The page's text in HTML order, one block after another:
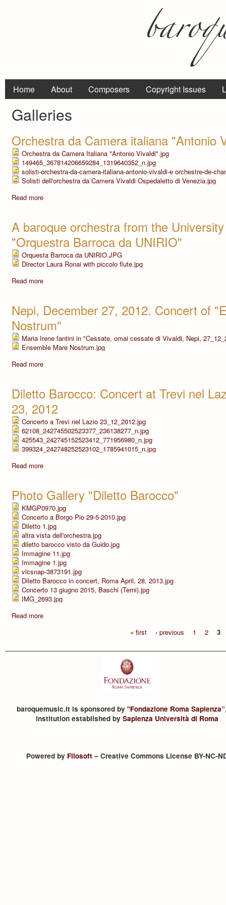
Home About Composers Copyright Issues
Galleries
Orchestra da Camera italiana "Antonio
Orchestra da Camera Italiana "Antonio Vivaldi".jpg
149465_367814206659284_1319640352_n.jpg
solisti-orchestra-da-camera-italiana-antonio-vivaldi-e orchestre-de-
Solisti dell'orchestra da Camera Vivaldi Ospedaletto di Venezia.jpg
Read more
A baroque orchestra from the
"Orquestra Barroca da UNIRIO"
Orquesta Barroca da UNIRIO.JPG
Director Laura Ronai with piccolo flute.jpg
Read more
Nepi, December 27, 2012. Concert of
Nostrum"
Maria Irene fantini in "Cessate, omai cessate di Vivaldi, Nepi,
Ensemble Mare Nostrum.jpg
Read more
Diletto Barocco: Concert at Trevi nel
23, 2012
Concerto a Trevi nel Lazio 23_12_2012.jpg
62108_242745502523377_236138277_n.jpg
425543_242745152523412_771956980_n.jpg
399324_242748252523102_1785941015_n.jpg
Read more
Photo Gallery "Diletto Barocco"
KMGP0970.jpg
Concerto a Borgo Pio 29-5-2010.jpg
Diletto 1.jpg
altra vista dell'orchestra.jpg
diletto barocco visto da Guido.jpg
Immagine 11.jpg
Immagine 1.jpg
vlcsnap-3873191.jpg
Diletto Barocco in concert, Roma April, 28, 2013.jpg
Concerto 13 giugno 2015, Baschi (Terni).jpg
IMG_2693.jpg
Read more
« first
‹ previous 1 2 3
baroquemusic.it is sponsored by "Fondazione Roma Sapienza
institution established by Sapienza Università di Roma
Powered by Filosoft– Creative Commons License BY-NC-